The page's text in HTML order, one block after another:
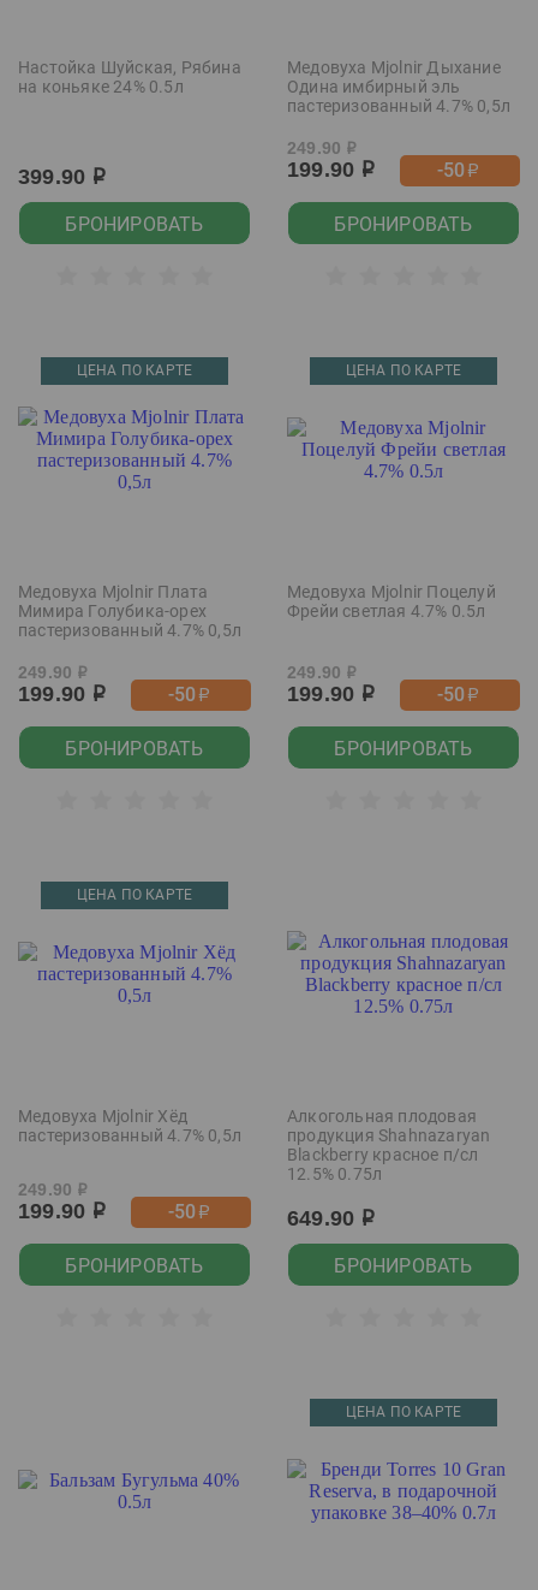
Настойка Шуйская, Рябина
на коньяке 24% 0.5л
399.90 р
БРОНИРОВАТЬ
Медовуха Mjolnir Дыхание
Одина имбирный эль
пастеризованный 4.7% 0,5л
249.90 р
199.90 р -50р
БРОНИРОВАТЬ
ЦЕНА ПО КАРТЕ
Медовуха Mjolnir Плата
Мимира Голубика-орех
пастеризованный 4.7% 0,5л
249.90 р
199.90 р -50р
БРОНИРОВАТЬ
ЦЕНА ПО КАРТЕ
Медовуха Mjolnir Поцелуй
Фрейи светлая 4.7% 0.5л
249.90 р
199.90 р -50р
БРОНИРОВАТЬ
ЦЕНА ПО КАРТЕ
Медовуха Mjolnir Хёд
пастеризованный 4.7% 0,5л
249.90 р
199.90 р -50р
БРОНИРОВАТЬ
Алкогольная плодовая
продукция Shahnazaryan
Blackberry красное п/сл
12.5% 0.75л
649.90 р
БРОНИРОВАТЬ
ЦЕНА ПО КАРТЕ